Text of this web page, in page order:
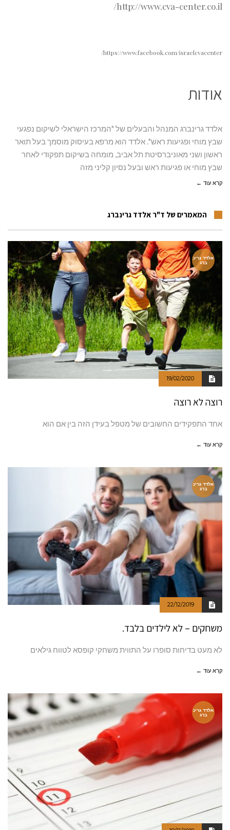
http://www.cva-center.co.il/
https://www.facebook.com/israelcvacenter/
אודות
אלדד גרינברג המנהל והבעלים של "המרכז הישראלי לשיקום נפגעי
שבץ מוחי ופגיעות ראש". אלדד הוא מרפא בעיסוק מוסמך בעל תואר
ראשון ושני מאוניברסיטת תל אביב, מומחה בשיקום תפקודי לאחר
שבץ מוחי או פגיעות ראש ובעל נסיון קליני מזה
קרא עוד ←
המאמרים של ד"ר אלדד גרינברג
אלדד גרינ
ברג
19/02/2020
רוצה לא רוצה
אחד התפקידים החשובים של מטפל בעידן הזה בין אם הוא
קרא עוד ←
אלדד גרינ
ברג
22/12/2019
משחקים – לא לילדים בלבד.
לא מעט בדיחות סופרו על התווית משחקי קופסא לטווח גילאים
קרא עוד ←
אלדד גרינ
ברג